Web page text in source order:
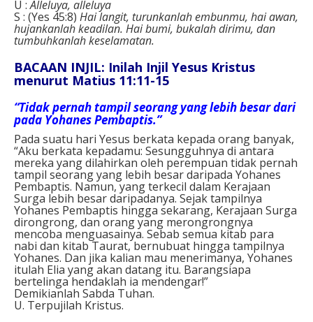
U :Alleluya, alleluya
S : (Yes 45:8) Hai langit, turunkanlah embunmu, hai awan,
hujankanlah keadilan. Hai bumi, bukalah dirimu, dan
tumbuhkanlah keselamatan.
BACAAN INJIL: Inilah Injil Yesus Kristus
menurut Matius 11:11-15
“Tidak pernah tampil seorang yang lebih besar dari
pada Yohanes Pembaptis.”
Pada suatu hari Yesus berkata kepada orang banyak,
“Aku berkata kepadamu: Sesungguhnya di antara
mereka yang dilahirkan oleh perempuan tidak pernah
tampil seorang yang lebih besar daripada Yohanes
Pembaptis. Namun, yang terkecil dalam Kerajaan
Surga lebih besar daripadanya. Sejak tampilnya
Yohanes Pembaptis hingga sekarang, Kerajaan Surga
dirongrong, dan orang yang merongrongnya
mencoba menguasainya. Sebab semua kitab para
nabi dan kitab Taurat, bernubuat hingga tampilnya
Yohanes. Dan jika kalian mau menerimanya, Yohanes
itulah Elia yang akan datang itu. Barangsiapa
bertelinga hendaklah ia mendengar!”
Demikianlah Sabda Tuhan.
U. Terpujilah Kristus.